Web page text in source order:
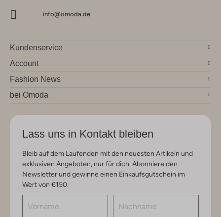
info@omoda.de
Kundenservice
Account
Fashion News
bei Omoda
Lass uns in Kontakt bleiben
Bleib auf dem Laufenden mit den neuesten Artikeln und
exklusiven Angeboten, nur für dich. Abonniere den
Newsletter und gewinne einen Einkaufsgutschein im
Wert von €150.